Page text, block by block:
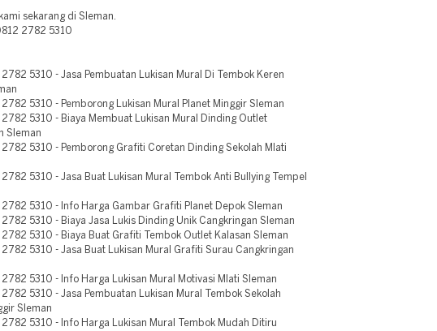
sekarang di Sleman.
2782 5310
2782 5310 - Jasa Pembuatan Lukisan Mural Di Tembok Keren
2782 5310 - Pemborong Lukisan Mural Planet Minggir Sleman
2782 5310 - Biaya Membuat Lukisan Mural Dinding Outlet
Sleman
2782 5310 - Pemborong Grafiti Coretan Dinding Sekolah Mlati
2782 5310 - Jasa Buat Lukisan Mural Tembok Anti Bullying Tempel
2782 5310 - Info Harga Gambar Grafiti Planet Depok Sleman
2782 5310 - Biaya Jasa Lukis Dinding Unik Cangkringan Sleman
2782 5310 - Biaya Buat Grafiti Tembok Outlet Kalasan Sleman
2782 5310 - Jasa Buat Lukisan Mural Grafiti Surau Cangkringan
2782 5310 - Info Harga Lukisan Mural Motivasi Mlati Sleman
2782 5310 - Jasa Pembuatan Lukisan Mural Tembok Sekolah
Sleman
2782 5310 - Info Harga Lukisan Mural Tembok Mudah Ditiru